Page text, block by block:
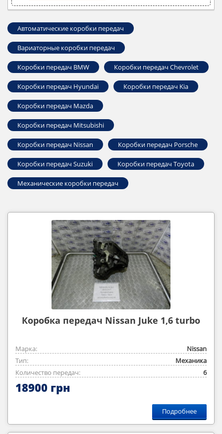
Автоматические коробки передач
Вариаторные коробки передач
Коробки передач BMW Коробки передач Chevrolet
Коробки передач Hyundai Коробки передач Kia
Коробки передач Mazda
Коробки передач Mitsubishi
Коробки передач Nissan Коробки передач Porsche
Коробки передач Suzuki Коробки передач Toyota
Механические коробки передач
Коробка передач Nissan Juke 1,6 turbo
Марка:
Nissan
Тип:
Механика
Количество передач:
6
18900 грн
Подробнее